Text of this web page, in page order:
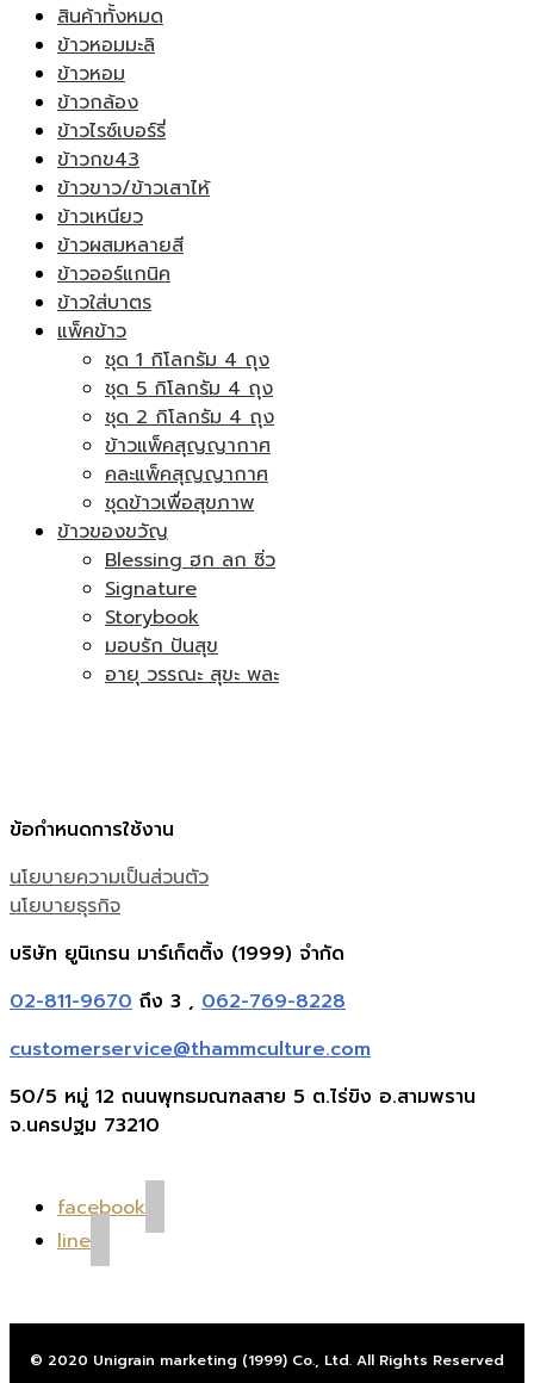
สินค้าทั้งหมด
ข้าวหอมมะลิ
ข้าวหอม
ข้าวกล้อง
ข้าวไรซ์เบอร์รี่
ข้าวกข43
ข้าวขาว/ข้าวเสาไห้
ข้าวเหนียว
ข้าวผสมหลายสี
ข้าวออร์แกนิค
ข้าวใส่บาตร
แพ็คข้าว
ชุด 1 กิโลกรัม 4 ถุง
ชุด 5 กิโลกรัม 4 ถุง
ชุด 2 กิโลกรัม 4 ถุง
ข้าวแพ็คสุญญากาศ
คละแพ็คสุญญากาศ
ชุดข้าวเพื่อสุขภาพ
ข้าวของขวัญ
Blessing ฮก ลก ซิ่ว
Signature
Storybook
มอบรัก ปันสุข
อายุ วรรณะ สุขะ พละ
ข้อกำหนดการใช้งาน
นโยบายความเป็นส่วนตัว
นโยบายธุรกิจ
บริษัท ยูนิเกรน มาร์เก็ตติ้ง (1999) จำกัด
02-811-9670 ถึง 3 , 062-769-8228
customerservice@thammculture.com
50/5 หมู่ 12 ถนนพุทธมณฑลสาย 5 ต.ไร่ขิง อ.สามพราน
จ.นครปฐม 73210
facebook
line
© 2020 Unigrain marketing (1999) Co., Ltd. All Rights Reserved